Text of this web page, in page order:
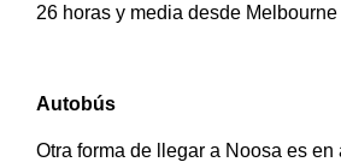
26 horas y media desde
Autobús
Otra forma de llegar a Noosa es